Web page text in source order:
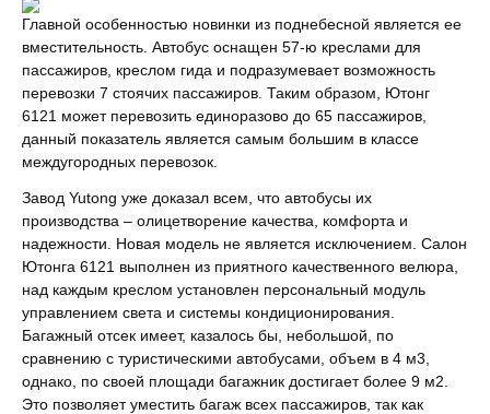
Главной особенностью новинки из поднебесной является ее
вместительность. Автобус оснащен 57-ю креслами для
пассажиров, креслом гида и подразумевает возможность
перевозки 7 стоячих пассажиров. Таким образом, Ютонг
6121 может перевозить единоразово до 65 пассажиров,
данный показатель является самым большим в классе
междугородных перевозок.
Завод Yutong уже доказал всем, что автобусы их
производства – олицетворение качества, комфорта и
надежности. Новая модель не является исключением. Салон
Ютонга 6121 выполнен из приятного качественного велюра,
над каждым креслом установлен персональный модуль
управлением света и системы кондиционирования.
Багажный отсек имеет, казалось бы, небольшой, по
сравнению с туристическими автобусами, объем в 4 м3,
однако, по своей площади багажник достигает более 9 м2.
Это позволяет уместить багаж всех пассажиров, так как